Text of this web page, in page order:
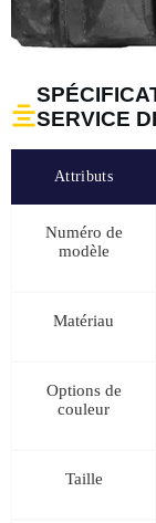
SERVICE
Attributs
Numéro de
modèle
Matériau
Options de
couleur
Taille